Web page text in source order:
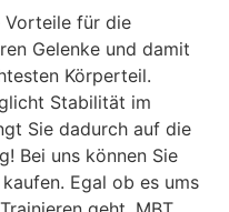
Vorteile für die
Gelenke und damit
Körperteil.
Stabilität im
Sie dadurch auf die
Bei uns können Sie
Egal ob es ums